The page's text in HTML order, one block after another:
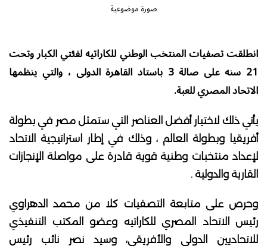
صورة موضوعية
انطلقت تصفيات المنتخب الوطني للكاراتيه لفئتي الكبار وتحت
21 سنه على صالة 3 باستاد القاهرة الدولى ، والتي ينظمها
الاتحاد المصري للعبة.
يأتي ذلك لاختيار أفضل العناصر التي ستمثل مصر في بطولة
أفريقيا وبطولة العالم ، وذلك في إطار استراتيجية الاتحاد
لإعداد منتخبات وطنية قوية قادرة على مواصلة الإنجازات
القارية والدولية .
وحرص على متابعة التصفيات كلا من محمد الدهراوي
رئيس الاتحاد المصري للكاراتيه وعضو المكتب التنفيذي
للاتحاديين الدولي والأفريقي، وسيد نصر نائب رئيس